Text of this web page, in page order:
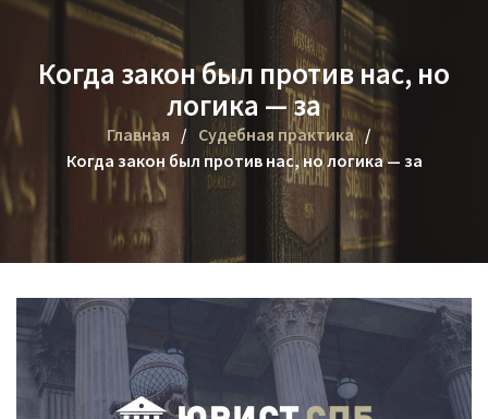
Когда закон был против нас, но
логика — за
Главная
Судебная практика
Когда закон был против нас, но логика — за